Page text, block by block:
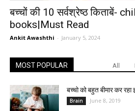
बच्चों की 10 सर्वश्रेष्ठ किताबें-
books|Must Read
Ankit Awashthi - January 5, 2024
MOST POPULAR All
बच्चो को बहुत बीमार कर
Brain June 8, 2019